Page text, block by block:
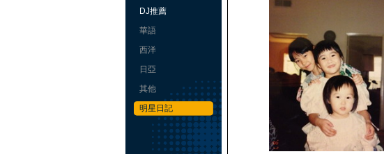
DJ推薦
華語
西洋
日亞
其他
明星日記